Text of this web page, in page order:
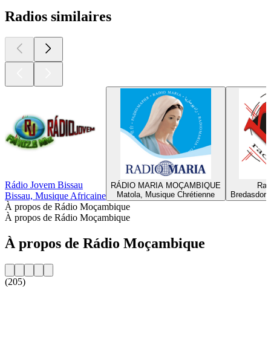
Radios similaires
Rádio Jovem Bissau
Bissau, Musique Africaine
RÁDIO MARIA MOÇAMBIQUE
Matola, Musique Chrétienne
À propos de Rádio Moçambique
À propos de Rádio Moçambique
À propos de Rádio Moçambique
(205)